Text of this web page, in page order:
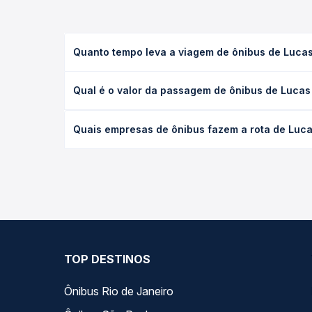
Quanto tempo leva a viagem de ônibus de
(convencional, executivo ou leito) e as condições
Qual é o valor da passagem de ônibus de
tipo de poltrona e a antecedência da compra. Na
Quais empresas de ônibus fazem a rota de
TOP DESTINOS
Ônibus Rio de Janeiro